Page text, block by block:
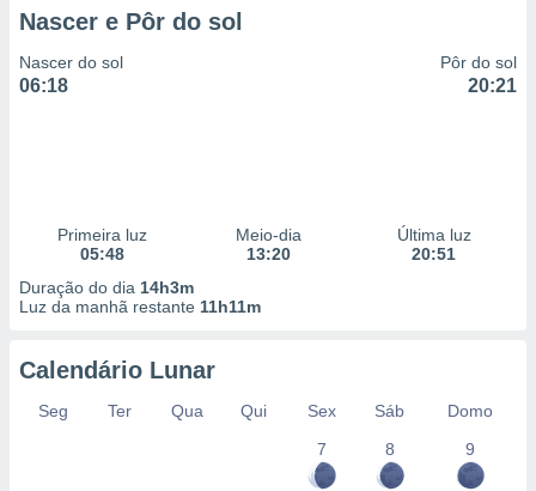
Nascer e Pôr do sol
Nascer do sol
06:18
Pôr do sol
20:21
Primeira luz
05:48
Meio-dia
13:20
Última luz
20:51
Duração do dia 14h3m
Luz da manhã restante 11h11m
Calendário Lunar
Seg Ter Qua Qui Sex Sáb
Domo
7
8 9